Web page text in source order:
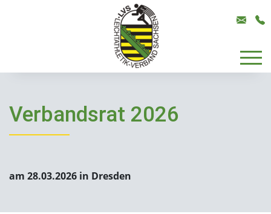
Verbandsrat 2026
am 28.03.2026 in Dresden